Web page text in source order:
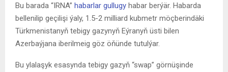
Bu barada “IRNA” habarlar gullugy habar berýär. Habarda
bellenilip geçilişi ýaly, 1.5-2 milliard kubmetr möçberindäki
Türkmenistanyň tebigy gazynyň Eýranyň üsti bilen
Azerbaýjana iberilmeig göz öňünde tutulýar.
Bu ylalaşyk esasynda tebigy gazyň “swap” görnüşinde